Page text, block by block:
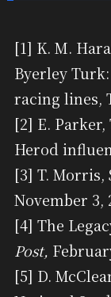
[1] K. M.
Byerley
racing lines,
[2] E.
Herod
[3] T. Morris,
November 3,
[4] The
Post,
[5] D.